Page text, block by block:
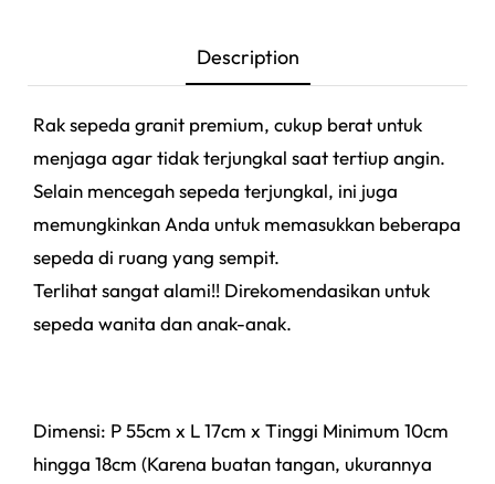
Description
Rak sepeda granit premium, cukup berat untuk
menjaga agar tidak terjungkal saat tertiup angin.
Selain mencegah sepeda terjungkal, ini juga
memungkinkan Anda untuk memasukkan beberapa
sepeda di ruang yang sempit.
Terlihat sangat alami!! Direkomendasikan untuk
sepeda wanita dan anak-anak.
Dimensi: P 55cm x L 17cm x Tinggi Minimum 10cm
hingga 18cm (Karena buatan tangan, ukurannya